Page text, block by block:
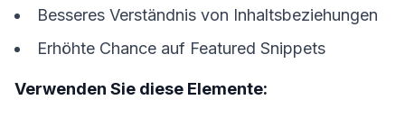
Besseres Verständnis von Inhaltsbeziehungen
Erhöhte Chance auf Featured Snippets
Verwenden Sie diese Elemente: